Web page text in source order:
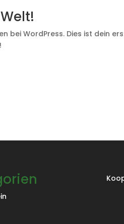
bei WordPress. Dies ist dein